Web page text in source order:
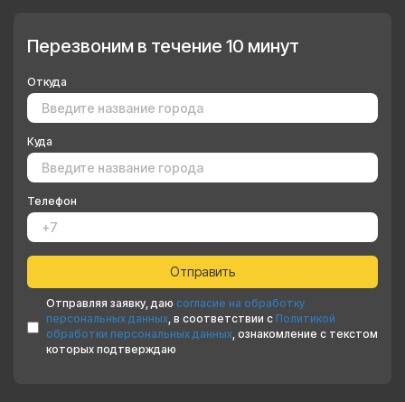
Перезвоним в течение 10 минут
Откуда
Куда
Телефон
Отправляя заявку, даю согласие на обработку
персональных данных, в соответствии с Политикой
обработки персональных данных, ознакомление с текстом
которых подтверждаю